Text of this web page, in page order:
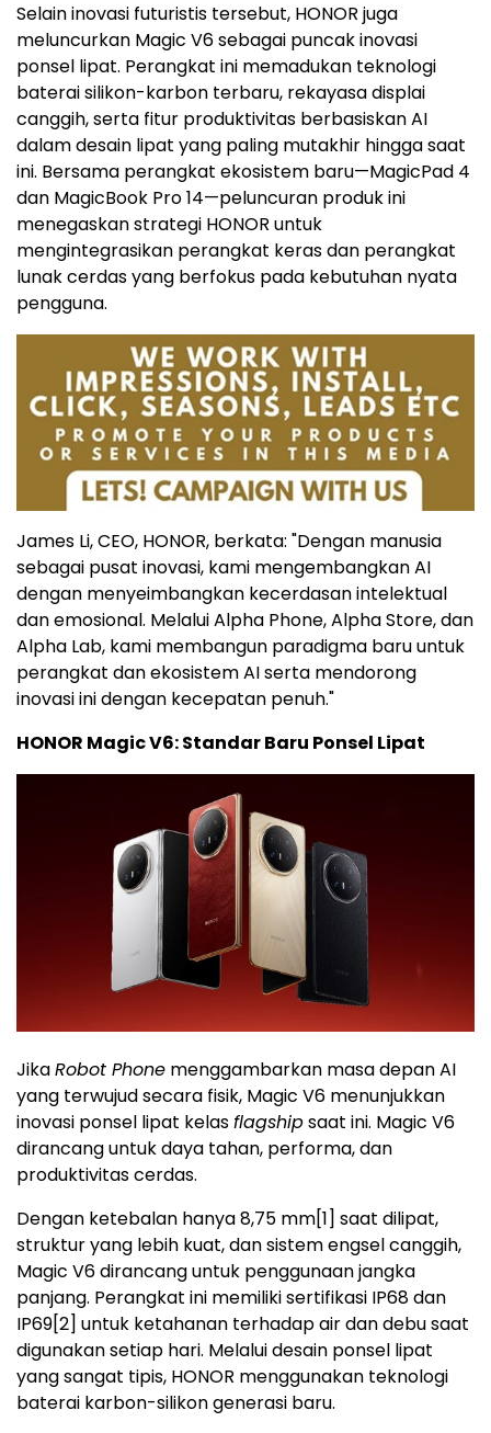
Selain inovasi futuristis tersebut, HONOR juga
meluncurkan Magic V6 sebagai puncak inovasi
ponsel lipat. Perangkat ini memadukan teknologi
baterai silikon-karbon terbaru, rekayasa displai
canggih, serta fitur produktivitas berbasiskan AI
dalam desain lipat yang paling mutakhir hingga saat
ini. Bersama perangkat ekosistem baru—MagicPad 4
dan MagicBook Pro 14—peluncuran produk ini
menegaskan strategi HONOR untuk
mengintegrasikan perangkat keras dan perangkat
lunak cerdas yang berfokus pada kebutuhan nyata
pengguna.
James Li, CEO, HONOR, berkata: "Dengan manusia
sebagai pusat inovasi, kami mengembangkan AI
dengan menyeimbangkan kecerdasan intelektual
dan emosional. Melalui Alpha Phone, Alpha Store, dan
Alpha Lab, kami membangun paradigma baru untuk
perangkat dan ekosistem AI serta mendorong
inovasi ini dengan kecepatan penuh."
HONOR Magic V6: Standar Baru Ponsel Lipat
JikaRobot Phone menggambarkan masa depan AI
yang terwujud secara fisik, Magic V6 menunjukkan
inovasi ponsel lipat kelasflagshipsaat ini. Magic V6
dirancang untuk daya tahan, performa, dan
produktivitas cerdas.
Dengan ketebalan hanya 8,75 mm[1] saat dilipat,
struktur yang lebih kuat, dan sistem engsel canggih,
Magic V6 dirancang untuk penggunaan jangka
panjang. Perangkat ini memiliki sertifikasi IP68 dan
IP69[2] untuk ketahanan terhadap air dan debu saat
digunakan setiap hari. Melalui desain ponsel lipat
yang sangat tipis, HONOR menggunakan teknologi
baterai karbon-silikon generasi baru.